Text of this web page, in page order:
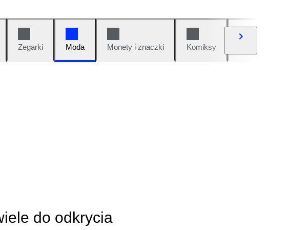
Zegarki Moda Monety i znaczki Komiksy
do odkrycia